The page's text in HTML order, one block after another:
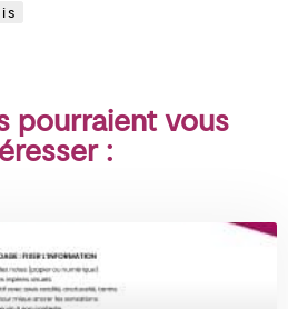
pourraient vous
: